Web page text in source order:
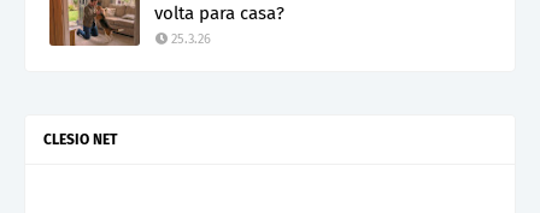
volta para casa?
25.3.26
CLESIO NET